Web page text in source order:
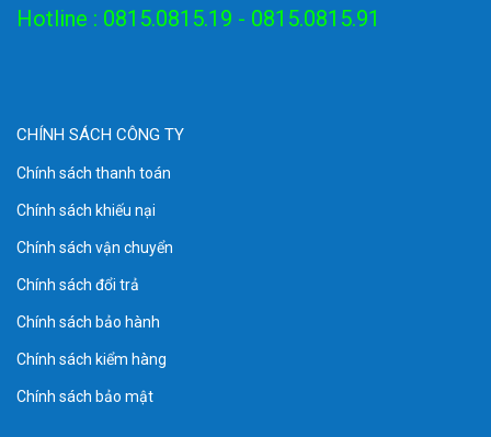
Hotline : 0815.0815.19 - 0815.0815.91
CHÍNH SÁCH CÔNG TY
Chính sách thanh toán
Chính sách khiếu nại
Chính sách vận chuyển
Chính sách đổi trả
Chính sách bảo hành
Chính sách kiểm hàng
Chính sách bảo mật